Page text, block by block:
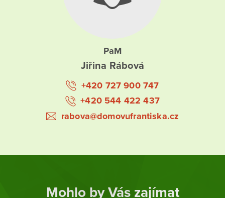
PaM
Jiřina Rábová
+420 727 900 747
+420 544 422 437
rabova@domovufrantiska.cz
Mohlo by Vás zajímat